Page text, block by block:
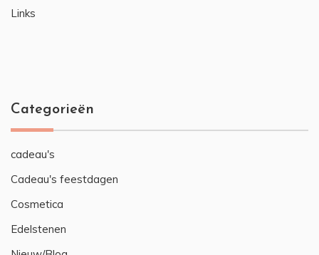
Links
Categorieën
cadeau's
Cadeau's feestdagen
Cosmetica
Edelstenen